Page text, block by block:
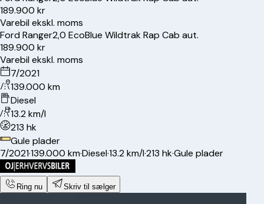
189.900 kr
Varebil ekskl. moms
FordRanger2,0 EcoBlue Wildtrak Rap Cab aut.
189.900 kr
Varebil ekskl. moms
7/2021
139.000 km
Diesel
13.2 km/l
213 hk
Gule plader
7/2021·139.000 km·Diesel·13.2 km/l·213 hk·Gule plader
Ring nu Skriv til sælger